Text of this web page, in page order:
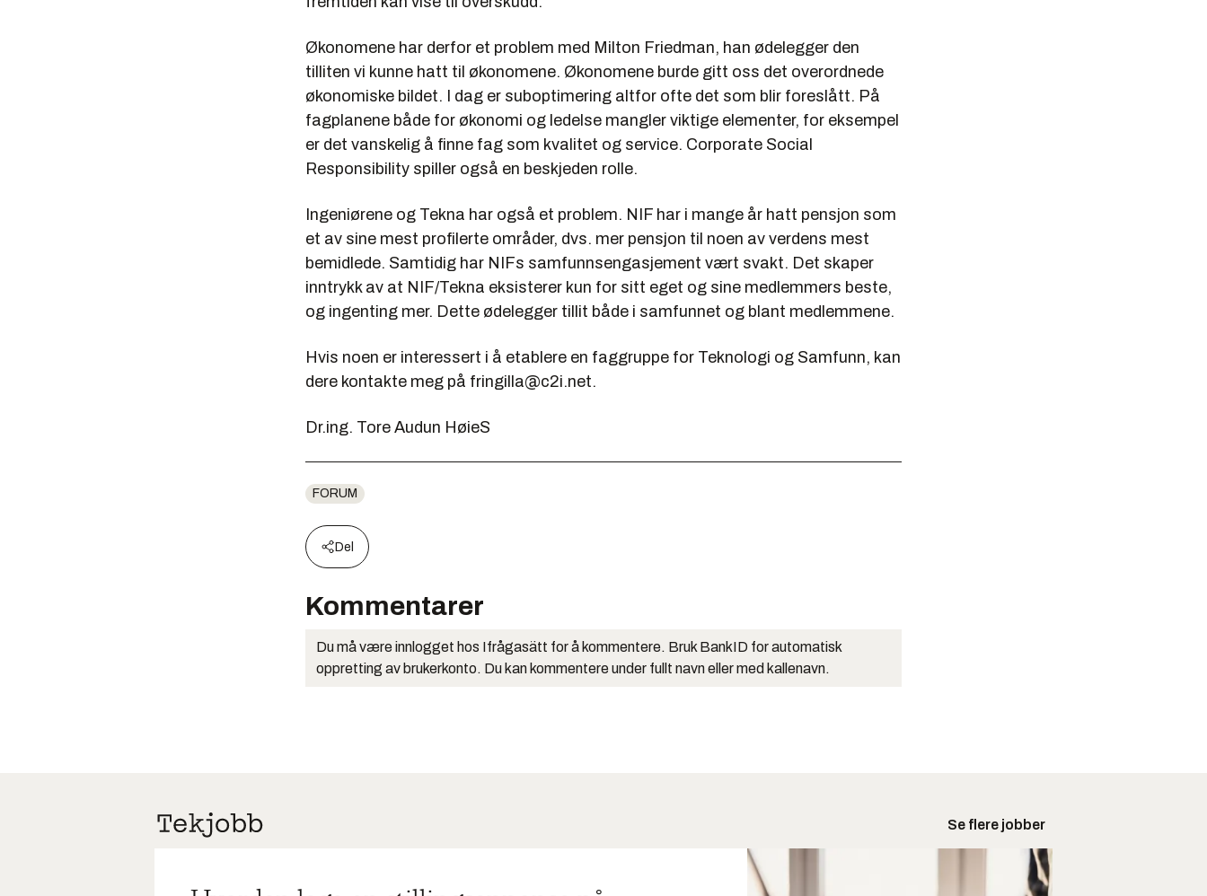
Økonomene har derfor et problem med Milton Friedman, han ødelegger den
tilliten vi kunne hatt til økonomene. Økonomene burde gitt oss det overordnede
økonomiske bildet. I dag er suboptimering altfor ofte det som blir foreslått. På
fagplanene både for økonomi og ledelse mangler viktige elementer, for eksempel
er det vanskelig å finne fag som kvalitet og service. Corporate Social
Responsibility spiller også en beskjeden rolle.
Ingeniørene og Tekna har også et problem. NIF har i mange år hatt pensjon som
et av sine mest profilerte områder, dvs. mer pensjon til noen av verdens mest
bemidlede. Samtidig har NIFs samfunnsengasjement vært svakt. Det skaper
inntrykk av at NIF/Tekna eksisterer kun for sitt eget og sine medlemmers beste,
og ingenting mer. Dette ødelegger tillit både i samfunnet og blant medlemmene.
Hvis noen er interessert i å etablere en faggruppe for Teknologi og Samfunn, kan
dere kontakte meg på fringilla@c2i.net.
Dr.ing. Tore Audun HøieS
FORUM
Del
Kommentarer
Du må være innlogget hos Ifrågasätt for å kommentere. Bruk BankID for automatisk
oppretting av brukerkonto. Du kan kommentere under fullt navn eller med kallenavn.
Se flere jobber